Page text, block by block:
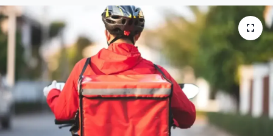
Eğitim
Ekonomi
Güncel
İskilip Haberleri